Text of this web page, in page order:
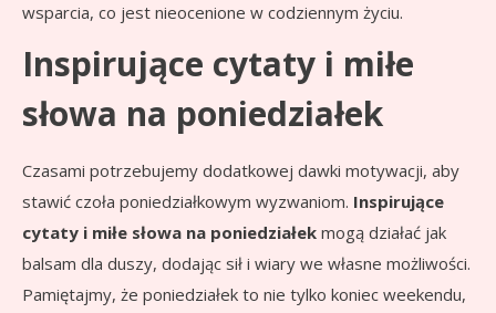
wsparcia, co jest nieocenione w codziennym życiu.
Inspirujące cytaty i miłe
słowa na poniedziałek
Czasami potrzebujemy dodatkowej dawki motywacji, aby
stawić czoła poniedziałkowym wyzwaniom. Inspirujące
cytaty i miłe słowa na poniedziałek mogą działać jak
balsam dla duszy, dodając sił i wiary we własne możliwości.
Pamiętajmy, że poniedziałek to nie tylko koniec weekendu,